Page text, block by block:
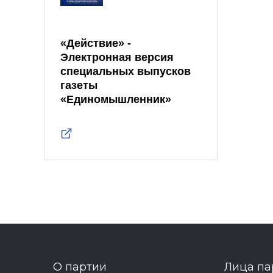
«Действие» -
Электронная версия
специальных выпусков
газеты
«Единомышленник»
О партии Лица